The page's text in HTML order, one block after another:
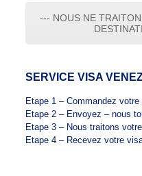
--- NOUS NE
SERVICE VISA
Etape 1 – Commandez
Etape 2 – Envoyez – nous
Etape 3 – Nous traitons
Etape 4 – Recevez votre